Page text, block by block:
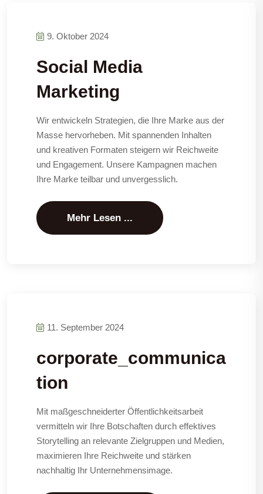
9. Oktober 2024
Social Media
Marketing
Wir entwickeln Strategien, die Ihre Marke aus der
Masse hervorheben. Mit spannenden Inhalten
und kreativen Formaten steigern wir Reichweite
und Engagement. Unsere Kampagnen machen
Ihre Marke teilbar und unvergesslich.
Mehr Lesen ...
11. September 2024
corporate_communica
tion
Mit maßgeschneiderter Öffentlichkeitsarbeit
vermitteln wir Ihre Botschaften durch effektives
Storytelling an relevante Zielgruppen und Medien,
maximieren Ihre Reichweite und stärken
nachhaltig Ihr Unternehmensimage.